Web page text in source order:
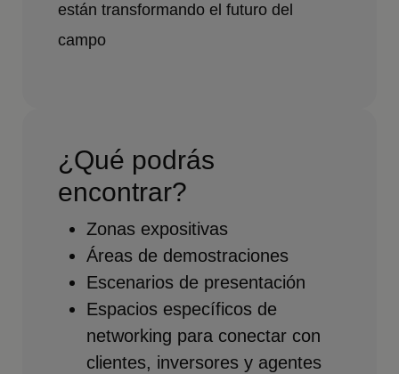
están transformando el futuro del
campo
¿Qué podrás
encontrar?
Zonas expositivas
Áreas de demostraciones
Escenarios de presentación
Espacios específicos de
networking para conectar con
clientes, inversores y agentes